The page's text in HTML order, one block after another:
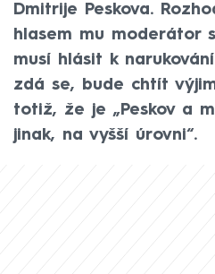
Dmitrije Peskova.
hlasem mu moderátor
musí hlásit k
zdá se, bude chtít
totiž, že je „Peskov a
jinak, na vyšší úrovni“.